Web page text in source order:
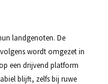
landgenoten. De
wordt omgezet in
een drijvend platform
blijft, zelfs bij ruwe